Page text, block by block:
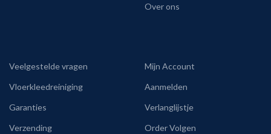
Over ons
Veelgestelde vragen
Vloerkleedreiniging
Garanties
Verzending
Mijn Account
Aanmelden
Verlanglijstje
Order Volgen